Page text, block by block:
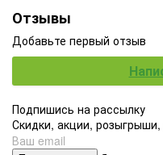
Отзывы
Добавьте первый отзыв
Подпишись на рассылку
Скидки, акции,